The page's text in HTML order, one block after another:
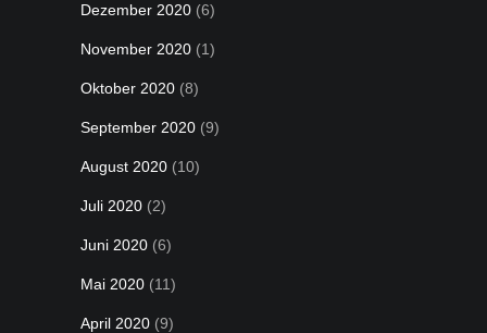
Dezember 2020 (6)
November 2020 (1)
Oktober 2020 (8)
September 2020 (9)
August 2020 (10)
Juli 2020 (2)
Juni 2020 (6)
Mai 2020 (11)
April 2020 (9)